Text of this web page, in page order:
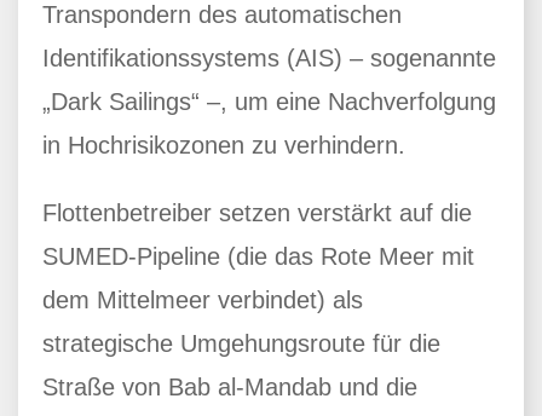
Transpondern des automatischen
Identifikationssystems (AIS) – sogenannte
„Dark Sailings“ –, um eine Nachverfolgung
in Hochrisikozonen zu verhindern.
Flottenbetreiber setzen verstärkt auf die
SUMED-Pipeline (die das Rote Meer mit
dem Mittelmeer verbindet) als
strategische Umgehungsroute für die
Straße von Bab al-Mandab und die